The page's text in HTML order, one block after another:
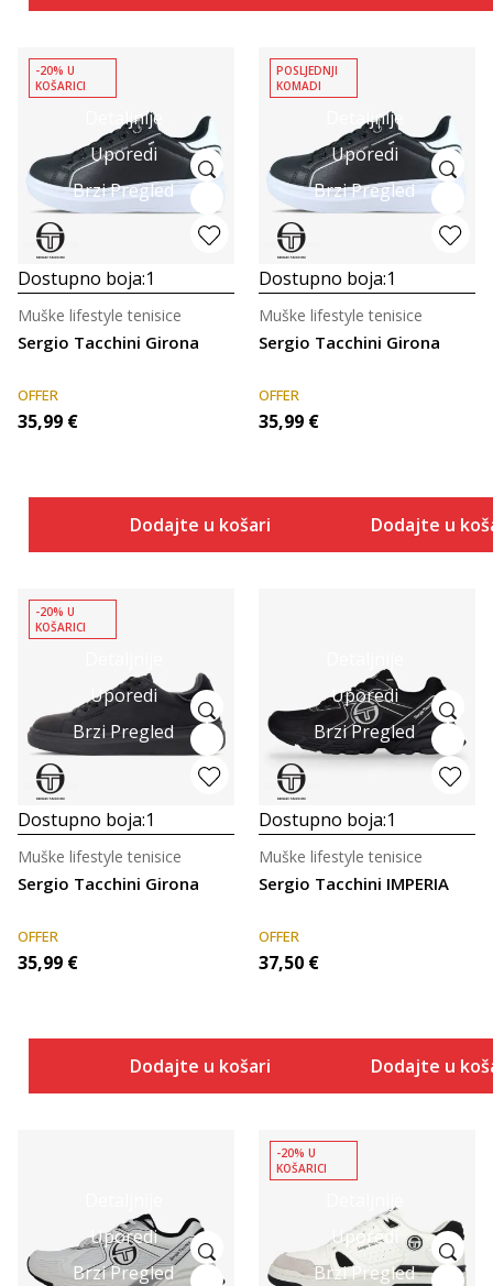
Detaljnije
Uporedi
Brzi Pregled
-20% U
KOŠARICI
Dostupno boja:1
Sergio Tacchini Girona
Muške lifestyle tenisice
OFFER
35,99 €
Dodajte u košaricu
Detaljnije
Uporedi
Brzi Pregled
POSLJEDNJI
KOMADI
Dostupno boja:1
Sergio Tacchini Girona
Muške lifestyle tenisice
OFFER
35,99 €
Dodajte u
Uporedi
Brzi Pregled
-20% U
KOŠARICI
Dostupno boja:1
Sergio Tacchini Girona
Muške lifestyle tenisice
OFFER
35,99 €
Dodajte u košaricu
Uporedi
Brzi Pregled
Dostupno boja:1
Sergio Tacchini IMPERIA
Muške lifestyle tenisice
OFFER
37,50 €
Dodajte u
Uporedi
Brzi Pregled
Uporedi
Brzi Pregled
-20% U
KOŠARICI